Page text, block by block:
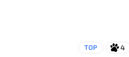
TOP 4